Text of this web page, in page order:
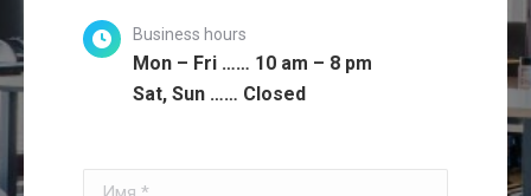
Business hours
Mon – Fri …… 10 am – 8 pm
Sat, Sun …… Closed
Имя *